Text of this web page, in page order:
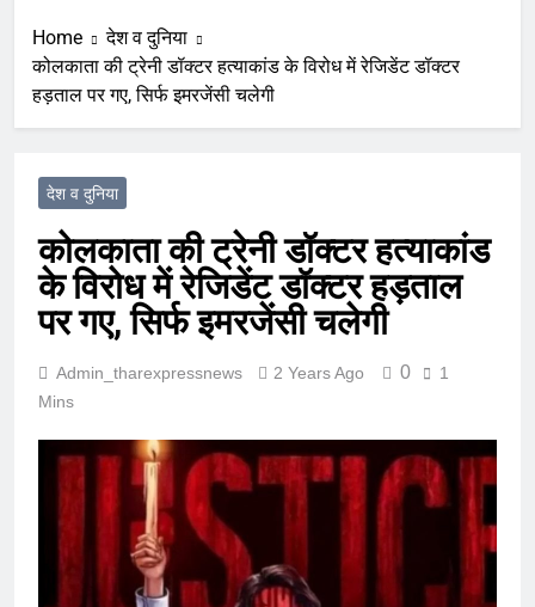
Home
देश व दुनिया
कोलकाता की ट्रेनी डॉक्टर हत्याकांड के विरोध में रेजिडेंट डॉक्टर
हड़ताल पर गए, सिर्फ इमरजेंसी चलेगी
देश व दुनिया
कोलकाता की ट्रेनी डॉक्टर हत्याकांड
के विरोध में रेजिडेंट डॉक्टर हड़ताल
पर गए, सिर्फ इमरजेंसी चलेगी
Admin_tharexpressnews 2 Years Ago 0
1
Mins